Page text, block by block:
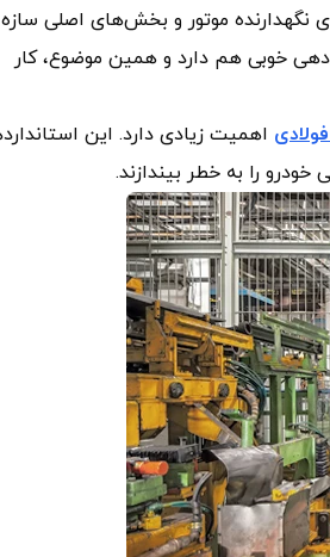
موتور و بخش‌های اصلی
خوبی هم دارد و همین موضوع، کار
اهمیت زیادی دارد. این
را به خطر بیندازند.